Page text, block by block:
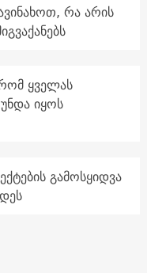
რა არის
ყველას
იყოს
გამოსყიდვა